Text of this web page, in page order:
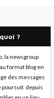
?
la newsgroup
format blog en
des messages
poursuit depuis